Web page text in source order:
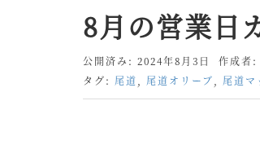
8月の営業日
公開済み: 2024年8月3日 作成者:
タグ: 尾道 尾道オリーブ 尾道マ